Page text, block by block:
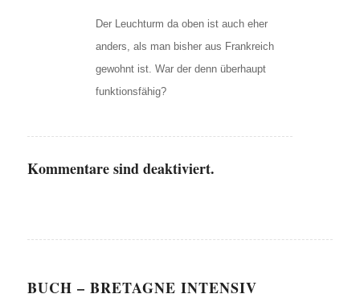
Der Leuchturm da oben ist auch eher
anders, als man bisher aus Frankreich
gewohnt ist. War der denn überhaupt
funktionsfähig?
Kommentare sind deaktiviert.
BUCH – BRETAGNE INTENSIV